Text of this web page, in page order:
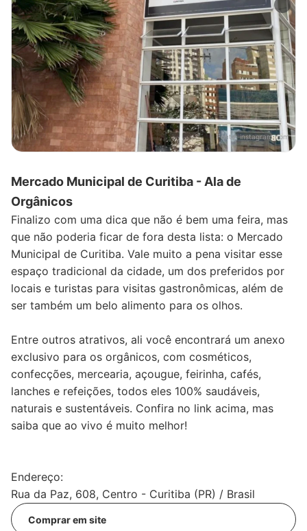
Fonte:instagram.com
Mercado Municipal de Curitiba - Ala de
Orgânicos
Finalizo com uma dica que não é bem uma feira, mas
que não poderia ficar de fora desta lista: o Mercado
Municipal de Curitiba. Vale muito a pena visitar esse
espaço tradicional da cidade, um dos preferidos por
locais e turistas para visitas gastronômicas, além de
ser também um belo alimento para os olhos.
Entre outros atrativos, ali você encontrará um anexo
exclusivo para os orgânicos, com cosméticos,
confecções, mercearia, açougue, feirinha, cafés,
lanches e refeições, todos eles 100% saudáveis,
naturais e sustentáveis. Confira no link acima, mas
saiba que ao vivo é muito melhor!
Endereço:
Rua da Paz, 608, Centro - Curitiba (PR) / Brasil
Comprar em site